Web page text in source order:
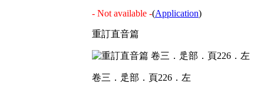
- Not available -(Application)
重訂直音篇
卷三．辵部．頁226．左